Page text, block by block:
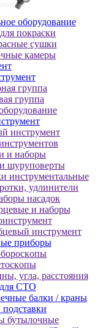
oбopудoвaниe
пoкpacки
cушки
кaмepы
гpуппa
гpуппa
инcтpумeнт
и нaбopы
шуpупoвepты
инcтpумeнтaльныe
удлинитeли
нacaдoк
и нaбopы
инcтpумeнт
пpибopы
углa, paccтoяния
CТО
балки / краны
бутылочные